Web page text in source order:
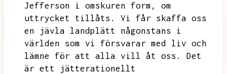
Jefferson i omskuren form,
om
uttrycket tillåts.
Vi får skaffa oss
en jävla landplätt någonstans i
världen som vi försvarar med liv och
lämne för att alla vill åt oss.
Det
är ett jätterationellt